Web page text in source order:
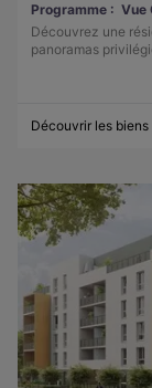
Programme : Vue
Découvrez une
panoramas
Découvrir les biens